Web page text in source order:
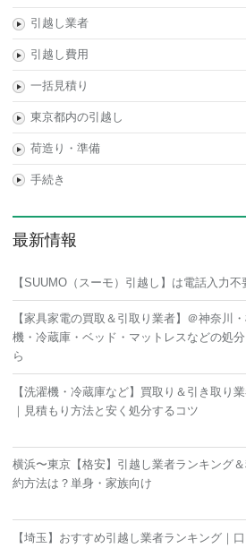
引越し業者
引越し費用
一括見積り
東京都内の引越し
荷造り・準備
手続き
最新情報
【SUUMO（スーモ）引越し】は電話入力不
【家具家電の買取＆引取り業者】＠神奈川
機・冷蔵庫・ベッド・マットレスなどの処
ら
【洗濯機・冷蔵庫など】買取り＆引き取り
｜見積もり方法と安く処分するコツ
横浜〜東京【格安】引越し業者ランキング
約方法は？単身・家族向け
【埼玉】おすすめ引越し業者ランキング｜